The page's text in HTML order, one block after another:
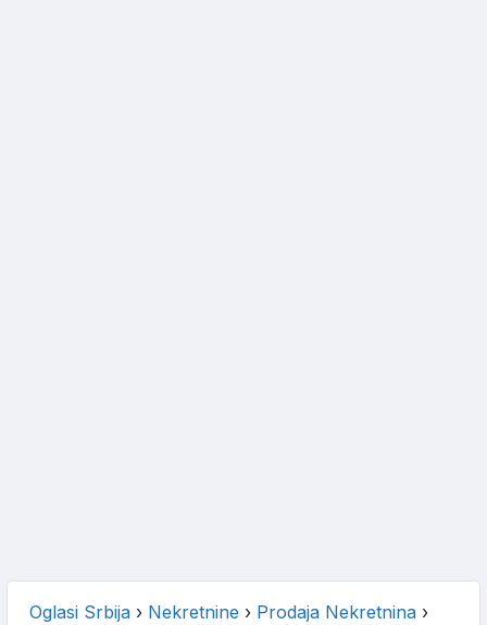
Oglasi Srbija › Nekretnine › Prodaja Nekretnina ›